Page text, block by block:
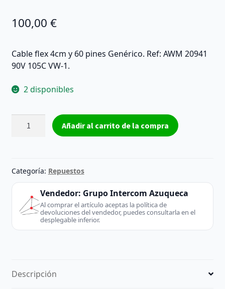
100,00 €
Cable flex 4cm y 60 pines Genérico. Ref: AWM 20941
90V 105C VW-1.
2 disponibles
60
pines
20941
90V
105C
Genérico
Añadir al carrito de la compra
Categoría: Repuestos
Vendedor: Grupo Intercom Azuqueca
Al comprar el artículo aceptas la política de
devoluciones del vendedor, puedes consultarla en el
desplegable inferior.
Descripción